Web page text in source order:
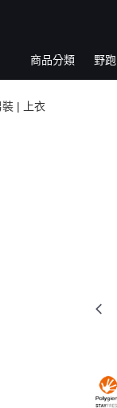
商品分類 野
裝 | 上衣